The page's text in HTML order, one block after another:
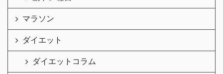
マラソン
ダイエット
ダイエットコラム